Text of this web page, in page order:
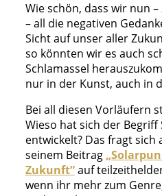
Wie schön, dass wir nun
– all die negativen
Sicht auf unser aller
so könnten wir es auch
Schlamassel
nur in der Kunst, auch in
Bei all diesen Vorläufern
Wieso hat sich der
entwickelt? Das fragt sich
seinem Beitrag
Zukunft“auf
wenn ihr mehr zum